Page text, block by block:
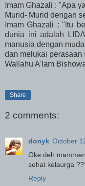
Imam Ghazali : "Apa
Murid- Murid dengan
Imam Ghazali : "Itu
dunia ini adalah
manusia dengan
dan melukai perasaan
Wallahu A'lam
Share
2 comments:
donyk October
Oke deh
sehat kelaurga
Reply